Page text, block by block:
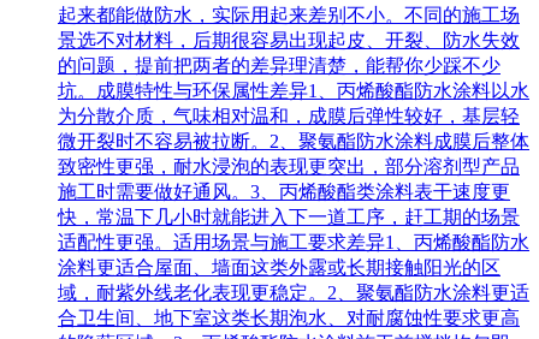
起来都能做防水，实际用起来差别不小。不同的施工场
景选不对材料，后期很容易出现起皮、开裂、防水失效
的问题，提前把两者的差异理清楚，能帮你少踩不少
坑。成膜特性与环保属性差异1、丙烯酸酯防水涂料以水
为分散介质，气味相对温和，成膜后弹性较好，基层轻
微开裂时不容易被拉断。2、聚氨酯防水涂料成膜后整体
致密性更强，耐水浸泡的表现更突出，部分溶剂型产品
施工时需要做好通风。3、丙烯酸酯类涂料表干速度更
快，常温下几小时就能进入下一道工序，赶工期的场景
适配性更强。适用场景与施工要求差异1、丙烯酸酯防水
涂料更适合屋面、墙面这类外露或长期接触阳光的区
域，耐紫外线老化表现更稳定。2、聚氨酯防水涂料更适
合卫生间、地下室这类长期泡水、对耐腐蚀性要求更高